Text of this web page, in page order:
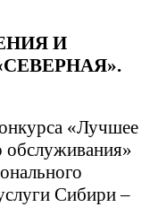
И
«Лучшее
обслуживания»
Сибири –